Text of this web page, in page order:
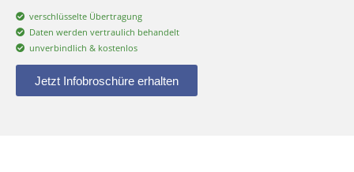
verschlüsselte Übertragung
Daten werden vertraulich behandelt
unverbindlich & kostenlos
Jetzt Infobroschüre erhalten